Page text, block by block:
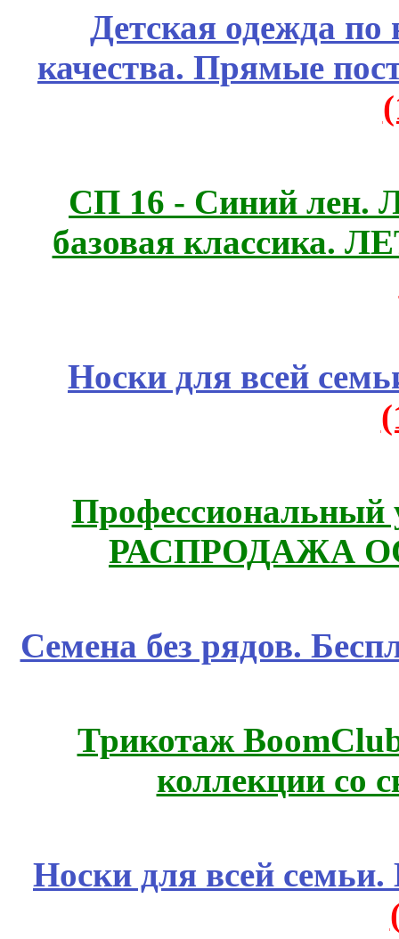
Детская одежда
качества. Прямые
СП 16 - Синий лен.
базовая
Носки для всей
Профессиональный
РАСПРОДАЖА
Семена без рядов.
Трикотаж
коллекции со
Носки для всей